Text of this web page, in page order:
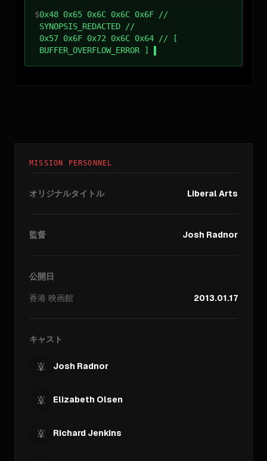
$0x48 0x65 0x6C 0x6C 0x6F //
SYNOPSIS_REDACTED //
0x57 0x6F 0x72 0x6C 0x64 // [
BUFFER_OVERFLOW_ERROR ]
MISSION PERSONNEL
オリジナルタイトル Liberal Arts
監督 Josh Radnor
公開日
香港 映画館 2013.01.17
キャスト
Josh Radnor
Elizabeth Olsen
Richard Jenkins